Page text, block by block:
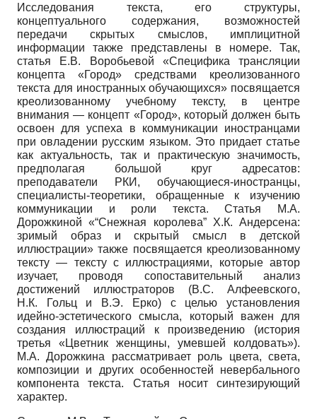
Исследования текста, его структуры,
концептуального содержания, возможностей
передачи скрытых смыслов, имплицитной
информации также представлены в номере. Так,
статья Е.В. Воробьевой «Специфика трансляции
концепта «Город» средствами креолизованного
текста для иностранных обучающихся» посвящается
креолизованному учебному тексту, в центре
внимания — концепт «Город», который должен быть
освоен для успеха в коммуникации иностранцами
при овладении русским языком. Это придает статье
как актуальность, так и практическую значимость,
предполагая большой круг адресатов:
преподаватели РКИ, обучающиеся-иностранцы,
специалисты-теоретики, обращенные к изучению
коммуникации и роли текста. Статья М.А.
Дорожкиной «“Снежная королева” Х.К. Андерсена:
зримый образ и скрытый смысл в детской
иллюстрации» также посвящается креолизованному
тексту — тексту с иллюстрациями, которые автор
изучает, проводя сопоставительный анализ
достижений иллюстраторов (В.С. Алфеевского,
Н.К. Гольц и В.Э. Ерко) с целью установления
идейно-эстетического смысла, который важен для
создания иллюстраций к произведению (история
третья «Цветник женщины, умевшей колдовать»).
М.А. Дорожкина рассматривает роль цвета, света,
композиции и других особенностей невербального
компонента текста. Статья носит синтезирующий
характер.